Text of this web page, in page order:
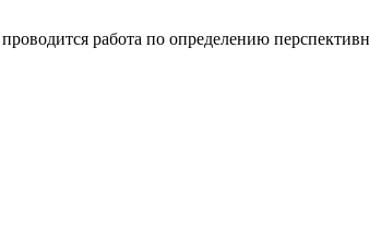
работа по определению